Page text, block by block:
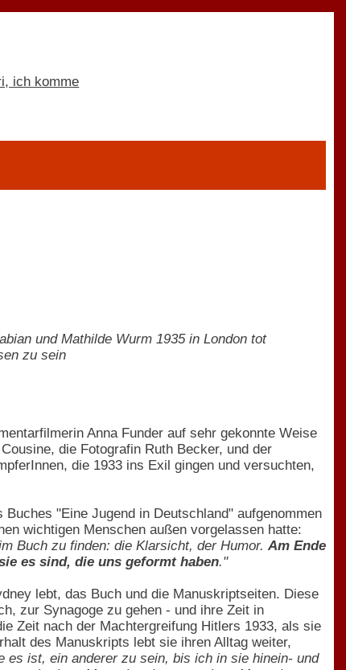
und Mathilde Wurm 1935 in London tot
zu sein
Anna Funder auf sehr gekonnte Weise
die Fotografin Ruth Becker, und der
die 1933 ins Exil gingen und versuchten,
"Eine Jugend in Deutschland" aufgenommen
wichtigen Menschen außen vorgelassen hatte:
Buch zu finden: die Klarsicht, der Humor. Am Ende
es sind, die uns geformt haben."
lebt, das Buch und die Manuskriptseiten. Diese
zur Synagoge zu gehen - und ihre Zeit in
Zeit nach der Machtergreifung Hitlers 1933, als sie
des Manuskripts lebt sie ihren Alltag weiter,
es ist, ein anderer zu sein, bis ich in sie hinein- und